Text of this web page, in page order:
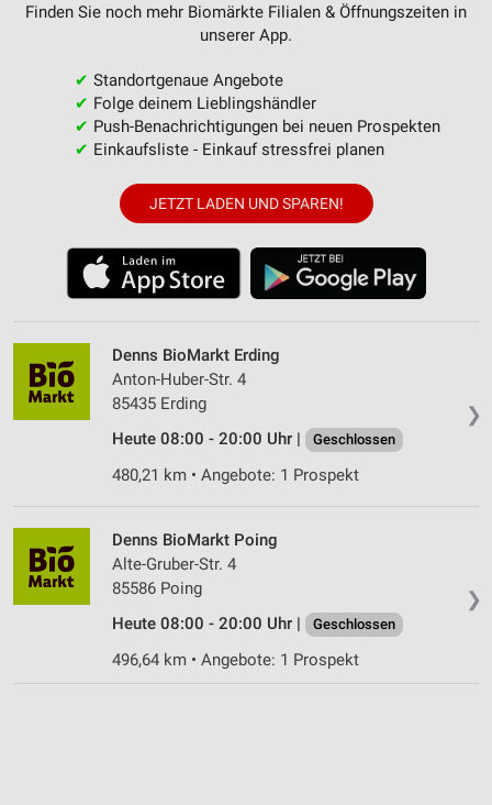
Finden Sie noch mehr Biomärkte Filialen & Öffnungszeiten in
unserer App.
✔ Standortgenaue Angebote
✔ Folge deinem Lieblingshändler
✔ Push-Benachrichtigungen bei neuen Prospekten
✔ Einkaufsliste - Einkauf stressfrei planen
JETZT LADEN UND SPAREN!
❯
Denns BioMarkt Erding
Anton-Huber-Str. 4
85435 Erding
Heute 08:00 - 20:00 Uhr |
Geschlossen
480,21 km • Angebote: 1 Prospekt
❯
Denns BioMarkt Poing
Alte-Gruber-Str. 4
85586 Poing
Heute 08:00 - 20:00 Uhr |
Geschlossen
496,64 km • Angebote: 1 Prospekt